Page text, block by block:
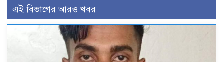
এই বিভাগের আরও খবর